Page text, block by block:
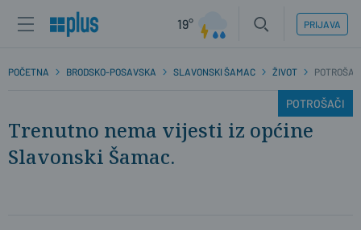
19° PRIJAVA
POČETNA BRODSKO-POSAVSKA SLAVONSKI ŠAMAC ŽIVOT
POTROŠAČI
Trenutno nema vijesti iz općine
Slavonski Šamac.